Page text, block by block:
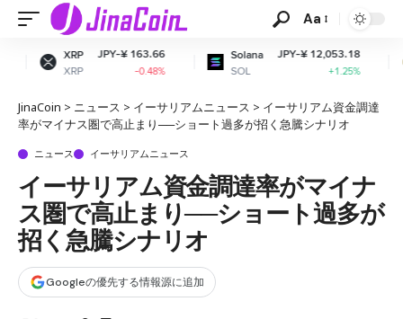
Aa
JPY-¥ 163.66
-0.48%
Solana
SOL
JPY-¥ 12,053.18
+1.25%
Dogecoin
DOGE
JinaCoin > ニュース > イーサリアムニュース > イーサリアム資金調達
率がマイナス圏で高止まり──ショート過多が招く急騰シナリオ
ニュース イーサリアムニュース
イーサリアム資金調達率がマイナ
ス圏で高止まり──ショート過多が
招く急騰シナリオ
Googleの優先する情報源に追加